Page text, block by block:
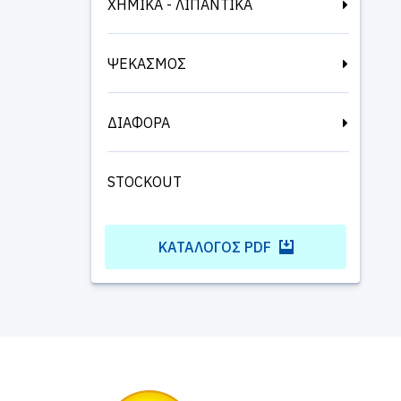
ΧΗΜΙΚΑ - ΛΙΠΑΝΤΙΚΑ
ΨΕΚΑΣΜΟΣ
ΔΙΑΦΟΡΑ
STOCKOUT
ΚΑΤΆΛΟΓΟΣ PDF